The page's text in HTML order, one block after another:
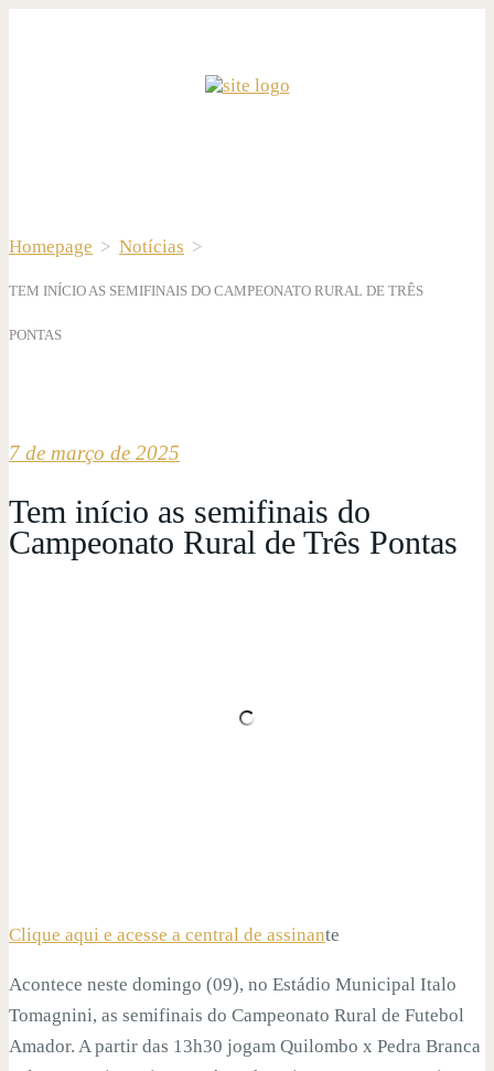
Homepage > Notícias >
TEM INÍCIO AS SEMIFINAIS DO CAMPEONATO RURAL DE TRÊS
PONTAS
7 de março de 2025
Tem início as semifinais do
Campeonato Rural de Três Pontas
Clique aqui e acesse a central de assinante
Acontece neste domingo (09), no Estádio Municipal Italo
Tomagnini, as semifinais do Campeonato Rural de Futebol
Amador. A partir das 13h30 jogam Quilombo x Pedra Branca